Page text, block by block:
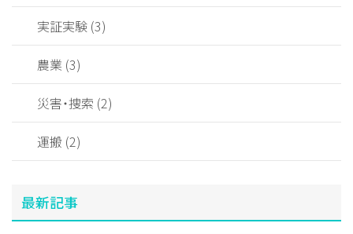
実証実験 (3)
農業 (3)
災害・捜索 (2)
運搬 (2)
最新記事